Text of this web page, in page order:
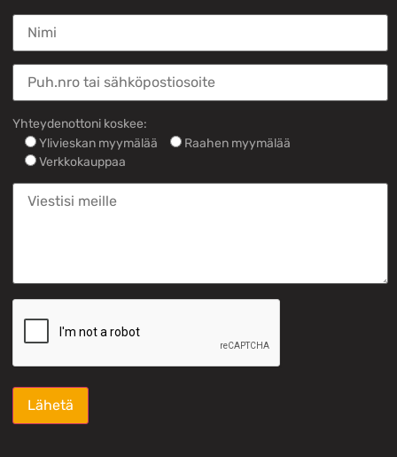
Yhteydenottoni koskee:
Ylivieskan myymälää
Raahen myymälää
Verkkokauppaa